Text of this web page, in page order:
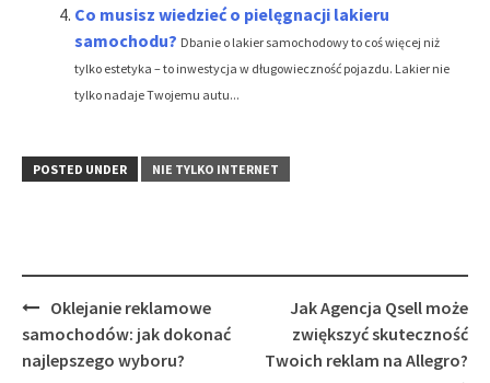
Co musisz wiedzieć o pielęgnacji lakieru
samochodu? Dbanie o lakier samochodowy to coś więcej niż
tylko estetyka – to inwestycja w długowieczność pojazdu. Lakier nie
tylko nadaje Twojemu autu...
POSTED UNDER NIE TYLKO INTERNET
Post
navigation
Oklejanie reklamowe
samochodów: jak dokonać
najlepszego wyboru?
Jak Agencja Qsell może
zwiększyć skuteczność
Twoich reklam na Allegro?